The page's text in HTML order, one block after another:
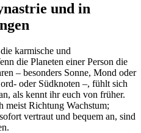
und in
karmische und
die Planeten einer Person die
– besonders Sonne, Mond oder
oder Südknoten –, fühlt sich
als kennt ihr euch von früher.
meist Richtung Wachstum;
vertraut und bequem an, sind